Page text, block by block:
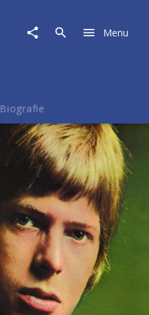
Menu
Biografie